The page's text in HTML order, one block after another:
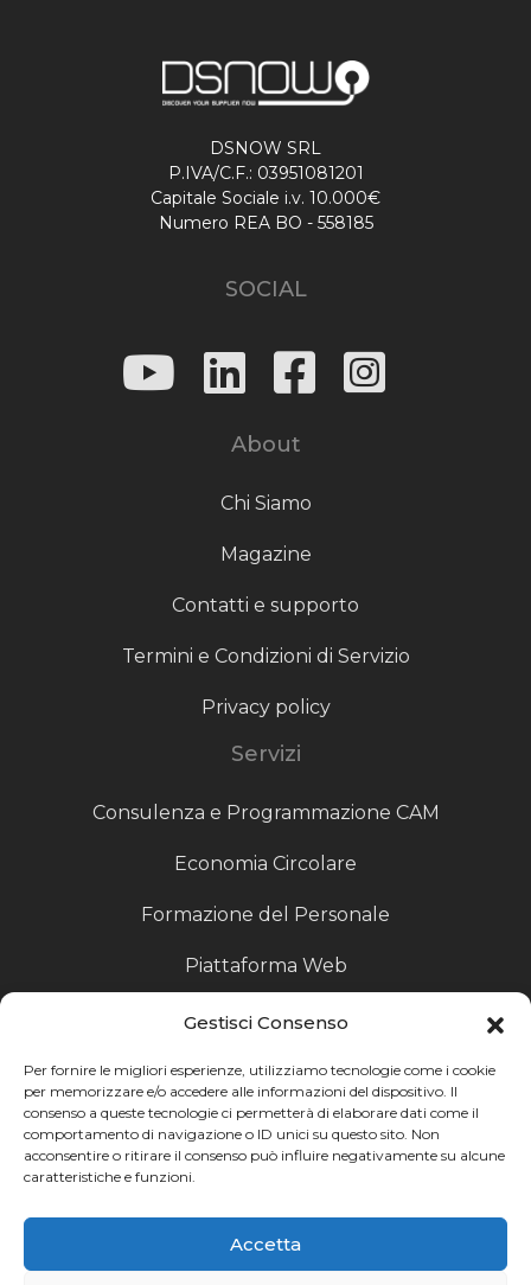
Gestisci Consenso
Per fornire le migliori esperienze, utilizziamo tecnologie come i cookie
per memorizzare e/o accedere alle informazioni del dispositivo. Il
consenso a queste tecnologie ci permetterà di elaborare dati come il
comportamento di navigazione o ID unici su questo sito. Non
acconsentire o ritirare il consenso può influire negativamente su alcune
caratteristiche e funzioni.
Accetta
DSNOW SRL
P.IVA/C.F.: 03951081201
Capitale Sociale i.v. 10.000€
Numero REA BO - 558185
SOCIAL
About
Chi Siamo
Magazine
Contatti e supporto
Termini e Condizioni di Servizio
Privacy policy
Servizi
Consulenza e Programmazione CAM
Economia Circolare
Formazione del Personale
Piattaforma Web
Scouting fornitori
Produzione Particolari
Raccoglitori di Fine Linea
Ricerca
Ricerca avanzata
Catalogo fornitori